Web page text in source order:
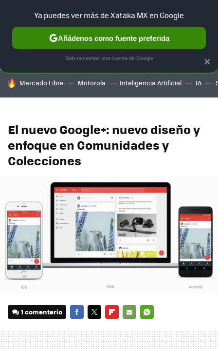
SELECCIÓN GAMING HOME AUTO TERRITORIO
HOY SE HABLA DE
Mercado Libre Motorola Inteligencia Artificial IA
El nuevo Google+: nuevo diseño y
enfoque en Comunidades y
Colecciones
1 comentario
MAIL
×
Ya puedes ver más de Xataka MX en Google
Añádenos como fuente preferida
Solo necesitas una cuenta de Google